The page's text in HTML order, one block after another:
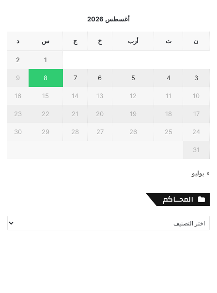
أغسطس 2026
ن ث أرب خ ج س د
1
2
3
4
5
6
7
8
9
10
11
12
13
14
15
16
17
18
19
20
21
22
23
24
25
26
27
28
29
30
31
« يوليو
المحــاكم
المحــاكم